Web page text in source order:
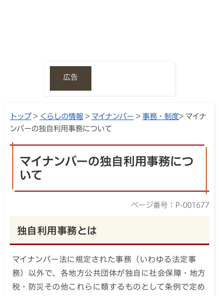
広告
トップ> くらしの情報 > マイナンバー > 事務・制度> マイナ
ンバーの独自利用事務について
マイナンバーの独自利用事務につ
いて
ページ番号：P-001677
独自利用事務とは
マイナンバー法に規定された事務（いわゆる法定事
務）以外で、各地方公共団体が独自に社会保障・地方
税・防災その他これらに類するものとして条例で定め